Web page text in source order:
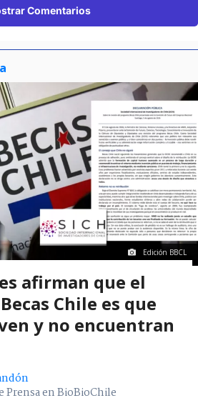
Comentarios
Edición BBCL
afirman que el
Chile es que
y no encuentran
Prensa en BioBioChile